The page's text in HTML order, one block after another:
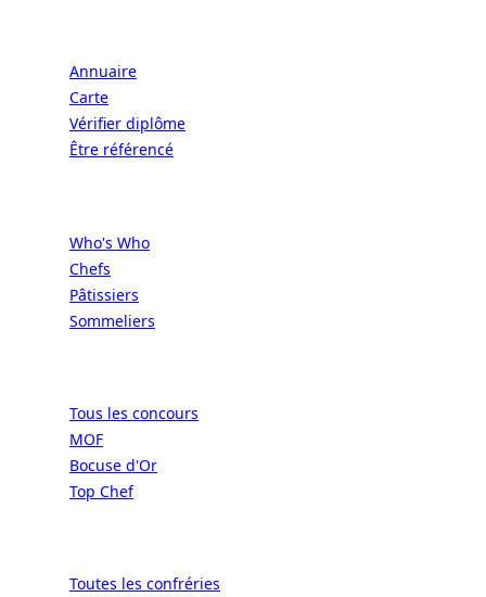
Annuaire
Carte
Vérifier diplôme
Être référencé
Who's Who
Chefs
Pâtissiers
Sommeliers
Tous les concours
MOF
Bocuse d'Or
Top Chef
Toutes les confréries